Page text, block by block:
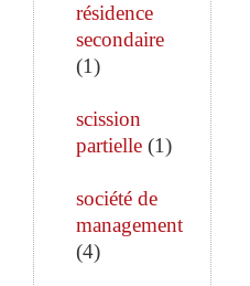
résidence
secondaire
(1)
scission
partielle (1)
société de
management
(4)